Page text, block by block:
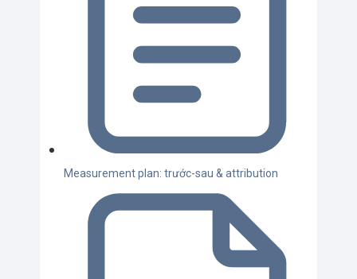
Measurement plan: trước-sau & attribution